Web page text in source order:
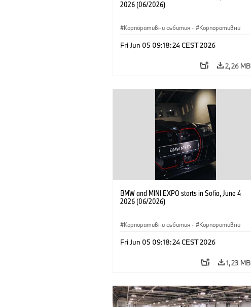
2026 (06/2026)
Корпоративни събития · Корпоративни
Fri Jun 05 09:18:24 CEST 2026
2,26 MB
BMW and MINI EXPO starts in Sofia, June 4
2026 (06/2026)
Корпоративни събития · Корпоративни
Fri Jun 05 09:18:24 CEST 2026
1,23 MB